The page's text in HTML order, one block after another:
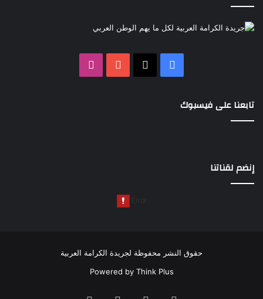
فيسبوك ‫YouTube
تابعنا على فيسبوك
إنضم لقناتنا
حقوق النشر محفوظة لجريدة الكرامة العربية
Powered by Think Plus